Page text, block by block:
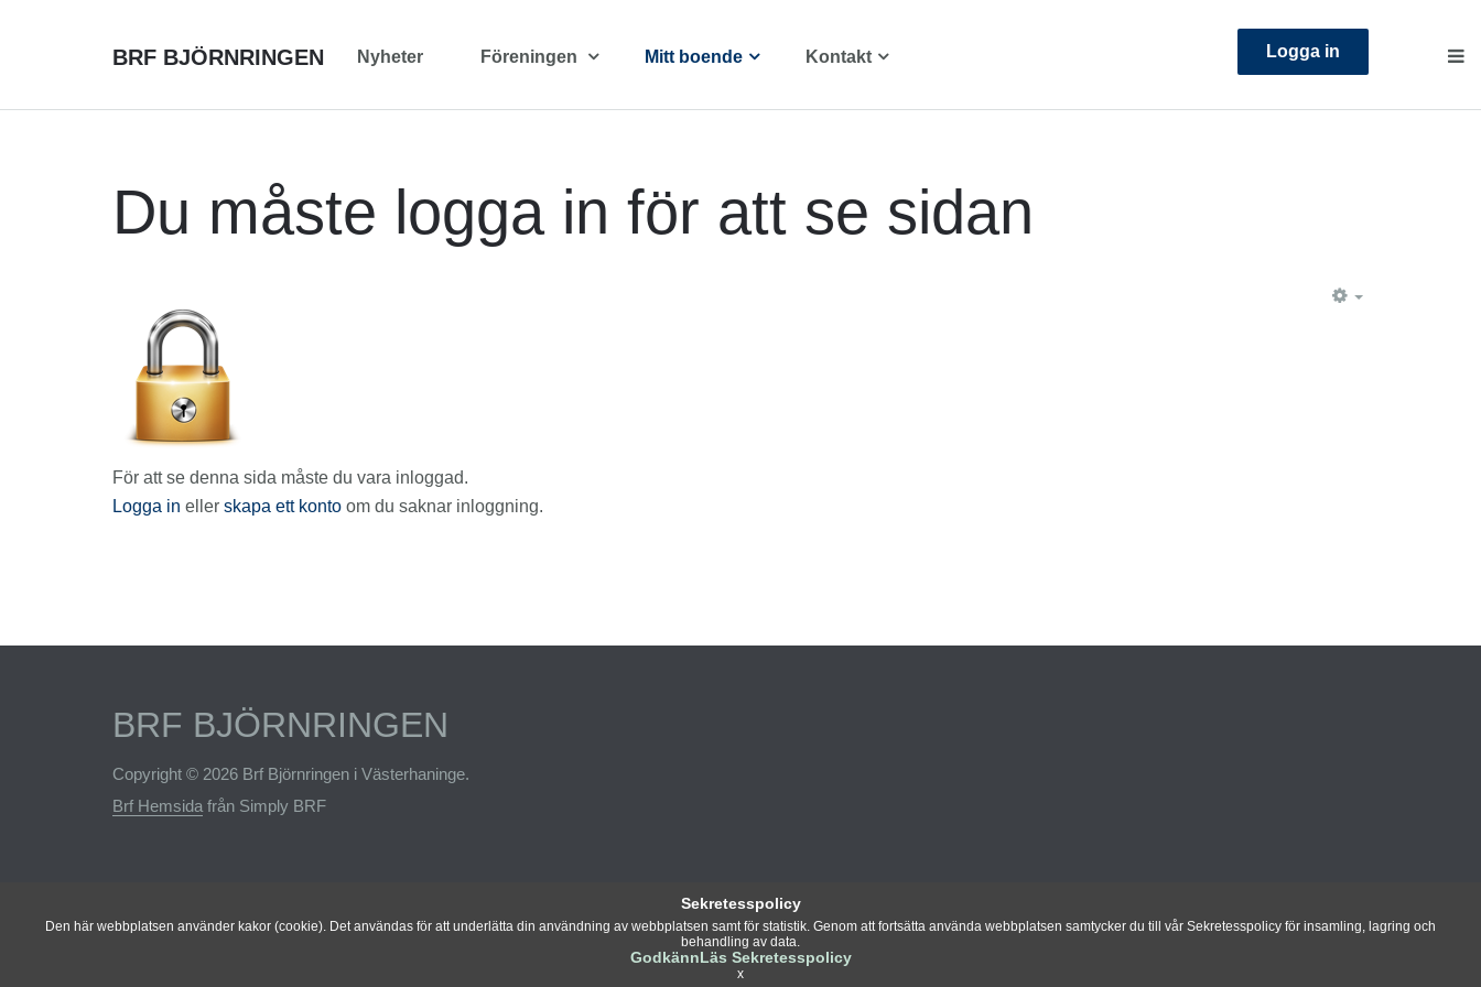
BRF BJÖRNRINGEN Nyheter Föreningen Mitt boende Kontakt Logga in
Du måste logga in för att se sidan
För att se denna sida måste du vara inloggad.
Logga in eller skapa ett konto om du saknar inloggning.
BRF BJÖRNRINGEN
Copyright © 2026 Brf Björnringen i Västerhaninge.
Brf Hemsida från Simply BRF
Sekretesspolicy
Den här webbplatsen använder kakor (cookie). Det användas för att underlätta din användning av webbplatsen samt för statistik. Genom att fortsätta använda webbplatsen samtycker du till vår Sekretesspolicy för insamling, lagring och
behandling av data.
GodkännLäs Sekretesspolicy
x